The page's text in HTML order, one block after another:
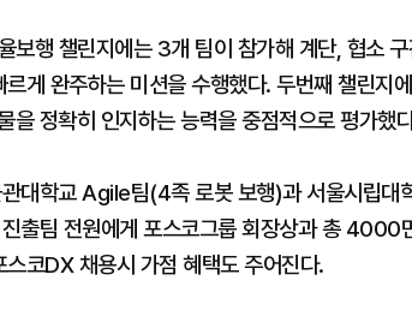
보행 챌린지에는 3개 팀이 참가해 계단, 협소
게 완주하는 미션을 수행했다. 두번째 챌린지
을 정확히 인지하는 능력을 중점적으로 평가했
관대학교 Agile팀(4족 로봇 보행)과 서울시립
출팀 전원에게 포스코그룹 회장상과 총 4000
코DX 채용시 가점 혜택도 주어진다.